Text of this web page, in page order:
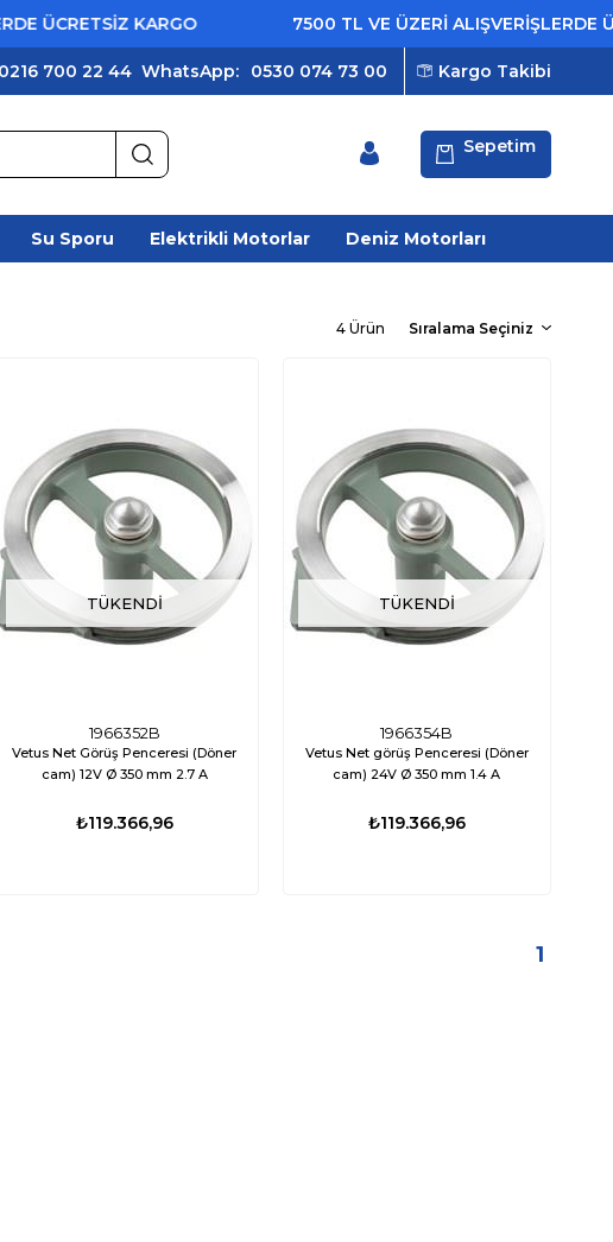
KARGO 7500 TL VE ÜZERİ ALIŞVERİŞLERDE
Kargo Takibi
0216 700 22 44WhatsApp: 0530 074 73 00
Sepetim
Su Sporu Elektrikli Motorlar Deniz Motorları
4 Ürün
TÜKENDI
1966352B
Vetus Net Görüş Penceresi (Döner
cam) 12V Ø 350 mm 2.7 A
₺119.366,96
TÜKENDI
1966354B
Vetus Net görüş Penceresi (Döner
cam) 24V Ø 350 mm 1.4 A
₺119.366,96
1